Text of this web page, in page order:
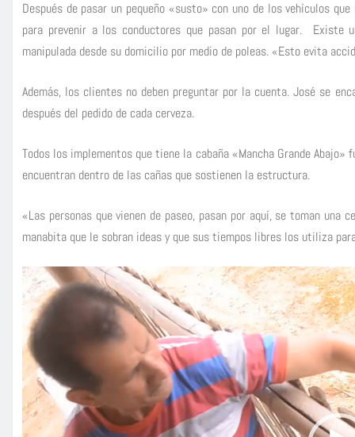
Después de pasar un pequeño «susto» con uno de los vehículos
para prevenir a los conductores que pasan por el lugar. Existe
manipulada desde su domicilio por medio de poleas. «Esto evita
Además, los clientes no deben preguntar por la cuenta. José se
después del pedido de cada cerveza.
Todos los implementos que tiene la cabaña «Mancha Grande
encuentran dentro de las cañas que sostienen la estructura.
«Las personas que vienen de paseo, pasan por aquí, se toman
manabita que le sobran ideas y que sus tiempos libres los utiliza
R
e
d
u
c